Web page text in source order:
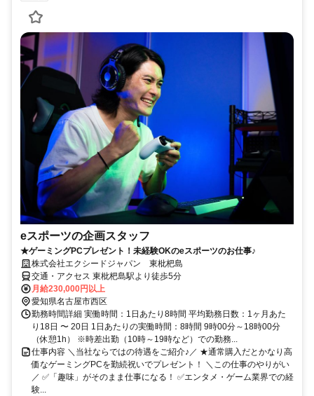
eスポーツの企画スタッフ
★ゲーミングPCプレゼント！未経験OKのeスポーツのお仕事♪
株式会社エクシードジャパン 東枇杷島
交通・アクセス 東枇杷島駅より徒歩5分
月給230,000円以上
愛知県名古屋市西区
勤務時間詳細 実働時間：1日あたり8時間 平均勤務日数：1ヶ月あた
り18日 〜 20日 1日あたりの実働時間：8時間 9時00分～18時00分
（休憩1h） ※時差出勤（10時～19時など）での勤務...
仕事内容 ＼当社ならではの待遇をご紹介♪／ ★通常購入だとかなり高
価なゲーミングPCを勤続祝いでプレゼント！ ＼この仕事のやりがい
／ ✅「趣味」がそのまま仕事になる！ ✅エンタメ・ゲーム業界での経
験...